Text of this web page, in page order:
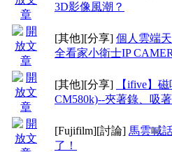
3D影像風潮？
[其他][分享] 個人雲端
全看家小衛士IP
[其他][分享]
【ifive】
CM580k)--夾著錄、吸
[Fujifilm][討論] 馬雲喊
了！